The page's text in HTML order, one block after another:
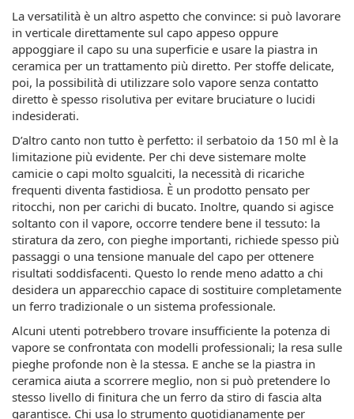
La versatilità è un altro aspetto che convince: si può lavorare
in verticale direttamente sul capo appeso oppure
appoggiare il capo su una superficie e usare la piastra in
ceramica per un trattamento più diretto. Per stoffe delicate,
poi, la possibilità di utilizzare solo vapore senza contatto
diretto è spesso risolutiva per evitare bruciature o lucidi
indesiderati.
D’altro canto non tutto è perfetto: il serbatoio da 150 ml è la
limitazione più evidente. Per chi deve sistemare molte
camicie o capi molto sgualciti, la necessità di ricariche
frequenti diventa fastidiosa. È un prodotto pensato per
ritocchi, non per carichi di bucato. Inoltre, quando si agisce
soltanto con il vapore, occorre tendere bene il tessuto: la
stiratura da zero, con pieghe importanti, richiede spesso più
passaggi o una tensione manuale del capo per ottenere
risultati soddisfacenti. Questo lo rende meno adatto a chi
desidera un apparecchio capace di sostituire completamente
un ferro tradizionale o un sistema professionale.
Alcuni utenti potrebbero trovare insufficiente la potenza di
vapore se confrontata con modelli professionali; la resa sulle
pieghe profonde non è la stessa. E anche se la piastra in
ceramica aiuta a scorrere meglio, non si può pretendere lo
stesso livello di finitura che un ferro da stiro di fascia alta
garantisce. Chi usa lo strumento quotidianamente per